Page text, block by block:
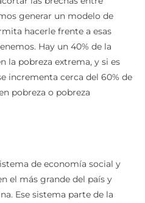
generar un modelo de
hacerle frente a esas
Hay un 40% de la
la pobreza extrema, y si es
incrementa cerca del 60% de
pobreza o pobreza
de economía social y
el más grande del país y
Ese sistema parte de la